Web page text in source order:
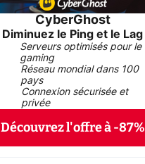
CyberGhost
Diminuez le Ping et le Lag
Serveurs optimisés pour le
gaming
Réseau mondial dans 100
pays
Connexion sécurisée et
privée
Découvrez l'offre à -87%